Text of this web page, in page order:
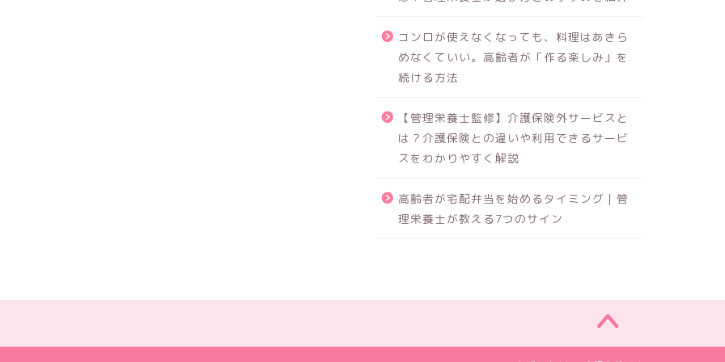
コンロが使えなくなっても、料理はあきら
めなくていい。高齢者が「作る楽しみ」を
続ける方法
【管理栄養士監修】介護保険外サービスと
は？介護保険との違いや利用できるサービ
スをわかりやすく解説
高齢者が宅配弁当を始めるタイミング｜管
理栄養士が教える7つのサイン